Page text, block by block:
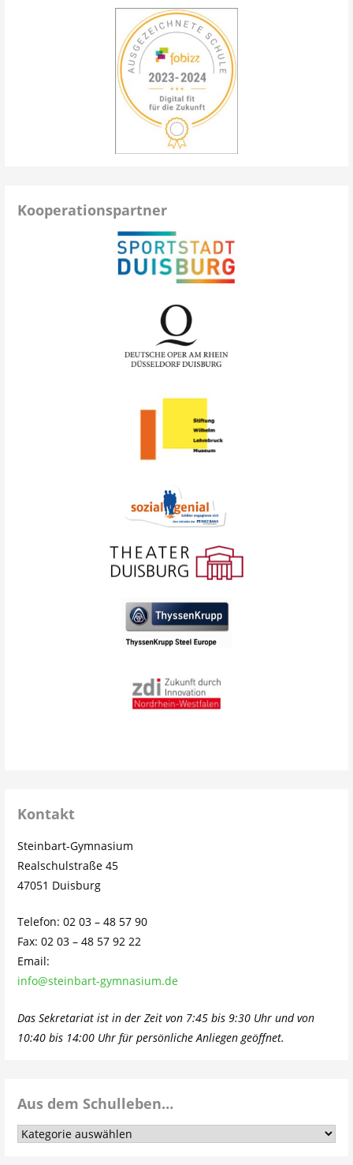
Kooperationspartner
Kontakt
Steinbart-Gymnasium
Realschulstraße 45
47051 Duisburg
Telefon: 02 03 – 48 57 90
Fax: 02 03 – 48 57 92 22
Email:
info@steinbart-gymnasium.de
Das Sekretariat ist in der Zeit von 7:45 bis 9:30 Uhr und von
10:40 bis 14:00 Uhr für persönliche Anliegen geöffnet.
Aus dem Schulleben…
Aus